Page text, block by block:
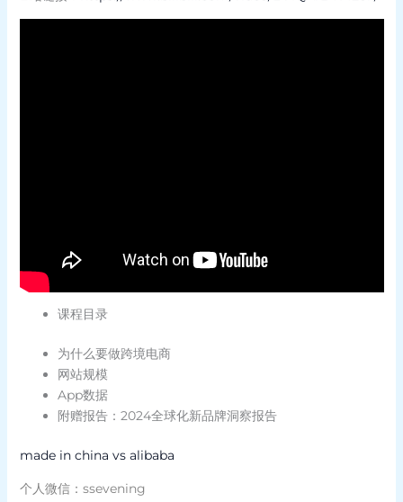
课程目录
为什么要做跨境电商
网站规模
App数据
附赠报告：2024全球化新品牌洞察报告
made in china vs alibaba
个人微信：ssevening